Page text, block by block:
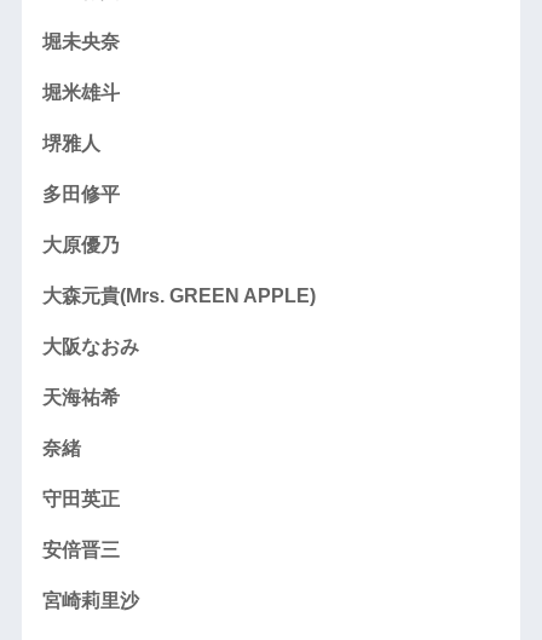
堀未央奈
堀米雄斗
堺雅人
多田修平
大原優乃
大森元貴(Mrs. GREEN APPLE)
大阪なおみ
天海祐希
奈緒
守田英正
安倍晋三
宮崎莉里沙